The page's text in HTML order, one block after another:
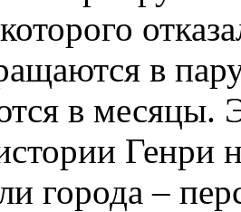
в
в месяцы.
Генри
города –